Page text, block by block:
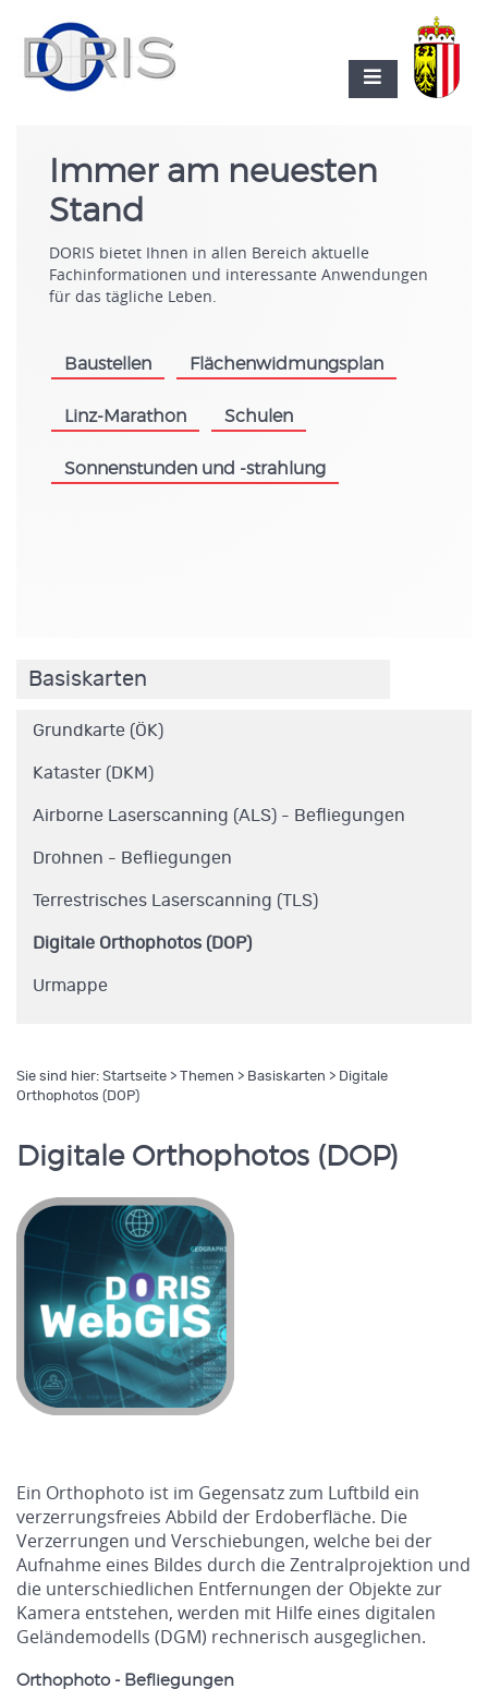
Immer am neuesten
Stand
DORIS bietet Ihnen in allen Bereich aktuelle
Fachinformationen und interessante Anwendungen
für das tägliche Leben.
Baustellen Flächenwidmungsplan
Linz-Marathon Schulen
Sonnenstunden und -strahlung
Basiskarten
Grundkarte (ÖK)
Kataster (DKM)
Airborne Laserscanning (ALS) - Befliegungen
Drohnen - Befliegungen
Terrestrisches Laserscanning (TLS)
Digitale Orthophotos (DOP)
Urmappe
Sie sind hier: Startseite > Themen > Basiskarten > Digitale
Orthophotos (DOP)
Digitale Orthophotos (DOP)
Ein Orthophoto ist im Gegensatz zum Luftbild ein
verzerrungsfreies Abbild der Erdoberfläche. Die
Verzerrungen und Verschiebungen, welche bei der
Aufnahme eines Bildes durch die Zentralprojektion und
die unterschiedlichen Entfernungen der Objekte zur
Kamera entstehen, werden mit Hilfe eines digitalen
Geländemodells (DGM) rechnerisch ausgeglichen.
Orthophoto - Befliegungen